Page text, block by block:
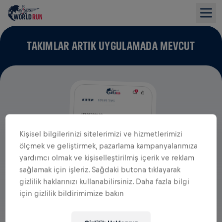
TAKIMLAR ARTIK UYGULAMADA MEVCUT
Kişisel bilgilerinizi sitelerimizi ve hizmetlerimizi
ölçmek ve geliştirmek, pazarlama kampanyalarımıza
yardımcı olmak ve kişiselleştirilmiş içerik ve reklam
sağlamak için işleriz. Sağdaki butona tıklayarak
gizlilik haklarınızı kullanabilirsiniz. Daha fazla bilgi
için gizlilik bildirimimize bakın